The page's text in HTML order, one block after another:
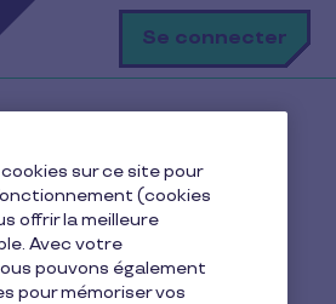
Se connecter
d'attribution, montant et
sur ce site pour
(cookies
offrir la meilleure
Avec votre
pouvons également
pour mémoriser vos